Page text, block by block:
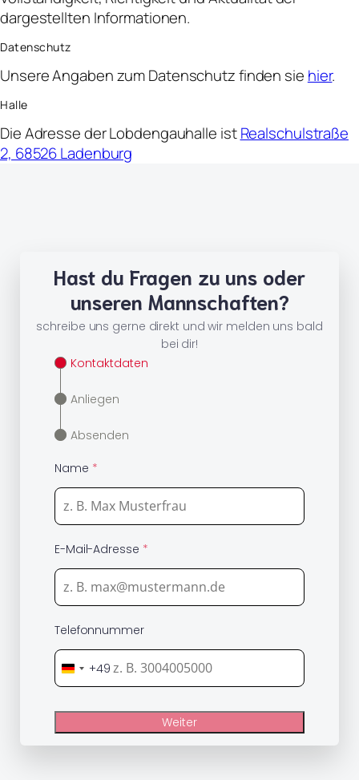
dargestellten Informationen.
Datenschutz
Unsere Angaben zum Datenschutz finden sie hier.
Halle
Die Adresse der Lobdengauhalle istRealschulstraße
2, 68526 Ladenburg
Hast du Fragen zu uns oder
unseren Mannschaften?
schreibe uns gerne direkt und wir melden uns bald
bei dir!
Kontaktdaten
Anliegen
Absenden
Name *
E-Mail-Adresse *
Telefonnummer
G
e
r
a
+49
Weiter